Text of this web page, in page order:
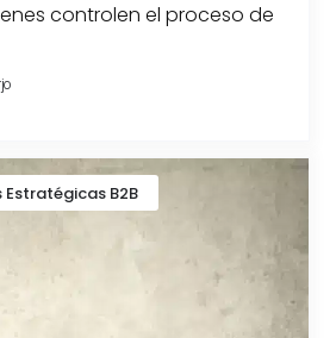
controlen el proceso de
Estratégicas B2B